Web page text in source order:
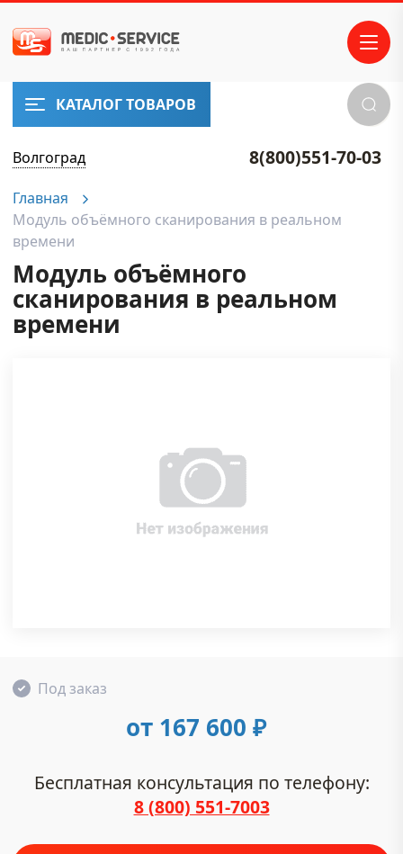
КАТАЛОГ ТОВАРОВ
Волгоград 8(800)551-70-03
Главная
Модуль объёмного сканирования в реальном
времени
Модуль объёмного
сканирования в реальном
времени
Под заказ
от 167 600 ₽
Бесплатная консультация по телефону:
8 (800) 551-7003